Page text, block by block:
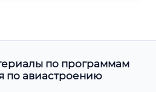
по программам
по авиастроению